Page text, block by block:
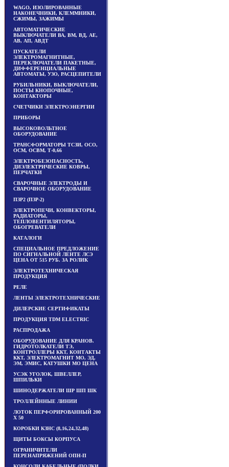
WAGO, ИЗОЛИРОВАННЫЕ
НАКОНЕЧНИКИ, КЛЕММНИКИ,
СЖИМЫ, ЗАЖИМЫ
АВТОМАТИЧЕСКИЕ
ВЫКЛЮЧАТЕЛИ ВА, ВМ, ВД, АЕ,
АВ, АП, АВДТ
ПУСКАТЕЛИ
ЭЛЕКТРОМАГНИТНЫЕ,
ПЕРЕКЛЮЧАТЕЛИ ПАКЕТНЫЕ,
ДИФФЕРЕНЦИАЛЬНЫЕ
АВТОМАТЫ, УЗО, РАСЦЕПИТЕЛИ
РУБИЛЬНИКИ, ВЫКЛЮЧАТЕЛИ,
ПОСТЫ КНОПОЧНЫЕ,
КОНТАКТОРЫ
СЧЕТЧИКИ ЭЛЕКТРОЭНЕРГИИ
ПРИБОРЫ
ВЫСОКОВОЛЬТНОЕ
ОБОРУДОВАНИЕ
ТРАНСФОРМАТОРЫ ТСЗИ, ОСО,
ОСМ, ОСВМ, Т-0,66
ЭЛЕКТРОБЕЗОПАСНОСТЬ,
ДИЭЛЕКТРИЧЕСКИЕ КОВРЫ,
ПЕРЧАТКИ
СВАРОЧНЫЕ ЭЛЕКТРОДЫ И
СВАРОЧНОЕ ОБОРУДОВАНИЕ
ПЗР2 (ПЗР-2)
ЭЛЕКТРОПЕЧИ, КОНВЕКТОРЫ,
РАДИАТОРЫ,
ТЕПЛОВЕНТИЛЯТОРЫ,
ОБОГРЕВАТЕЛИ
КАТАЛОГИ
СПЕЦИАЛЬНОЕ ПРЕДЛОЖЕНИЕ
ПО СИГНАЛЬНОЙ ЛЕНТЕ ЛСЭ
ЦЕНА ОТ 515 РУБ. ЗА РОЛИК
ЭЛЕКТРОТЕХНИЧЕСКАЯ
ПРОДУКЦИЯ
РЕЛЕ
ЛЕНТЫ ЭЛЕКТРОТЕХНИЧЕСКИЕ
ДИЛЕРСКИЕ СЕРТИФИКАТЫ
ПРОДУКЦИЯ TDM ЕLECTRIC
РАСПРОДАЖА
ОБОРУДОВАНИЕ ДЛЯ КРАНОВ.
ГИДРОТОЛКАТЕЛИ ТЭ,
КОНТРОЛЛЕРЫ ККТ, КОНТАКТЫ
ККТ, ЭЛЕКТРОМАГНИТ МО, ЭД,
ЭМ, ЭМИС, КАТУШКИ МО ЦЕНА
УСЭК УГОЛОК, ШВЕЛЛЕР,
ШПИЛЬКИ
ШИНОДЕРЖАТЕЛИ ШР ШП ШК
ТРОЛЛЕЙННЫЕ ЛИНИИ
ЛОТОК ПЕРФОРИРОВАННЫЙ 200
Х 50
КОРОБКИ КЗНС (8,16,24,32,48)
ЩИТЫ БОКСЫ КОРПУСА
ОГРАНИЧИТЕЛИ
ПЕРЕНАПРЯЖЕНИЙ ОПН-П